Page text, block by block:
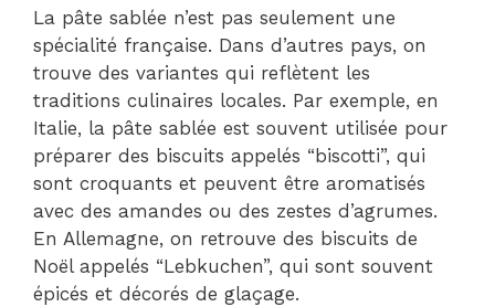
La pâte sablée n’est pas seulement une
spécialité française. Dans d’autres pays, on
trouve des variantes qui reflètent les
traditions culinaires locales. Par exemple, en
Italie, la pâte sablée est souvent utilisée pour
préparer des biscuits appelés “biscotti”, qui
sont croquants et peuvent être aromatisés
avec des amandes ou des zestes d’agrumes.
En Allemagne, on retrouve des biscuits de
Noël appelés “Lebkuchen”, qui sont souvent
épicés et décorés de glaçage.